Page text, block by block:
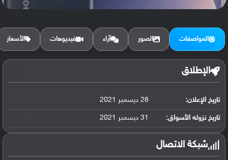
الرام / التخزين:
البطارية:
ليثيوم بوليمر سعة 4500 مللي أمبير, غير ق...
المواصفات الصور آراء فيديوهات الأسعار
الإطلاق
تاريخ الإعلان: 28 ديسمبر 2021
تاريخ نزوله الأسواق: 31 ديسمبر 2021
شبكة الاتصال